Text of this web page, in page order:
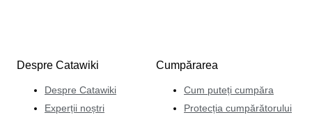
Despre Catawiki
Despre Catawiki
Experții noștri
Cumpărarea
Cum puteți cumpăra
Protecția cumpărătorului